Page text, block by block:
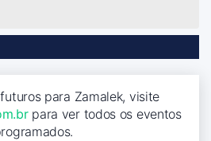
para Zamalek, visite
para ver todos os eventos